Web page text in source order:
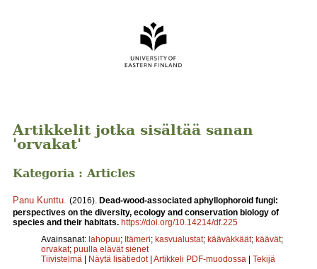
Artikkelit jotka sisältää sanan
'orvakat'
Kategoria : Articles
Panu Kunttu (2016). Dead-wood-associated aphyllophoroid fungi:
perspectives on the diversity, ecology and conservation biology of
species and their habitats. https://doi.org/10.14214/df.225
Avainsanat: lahopuu; Itämeri; kasvualustat; kääväkkäät; käävät;
orvakat; puulla elävät sienet
Tiivistelmä | Näytä lisätiedot | Artikkeli PDF-muodossa | Tekijä